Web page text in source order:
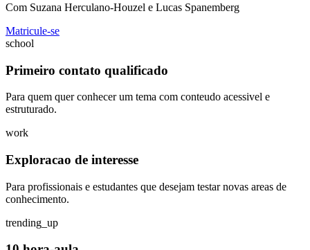
Com Suzana Herculano-Houzel e Lucas Spanemberg
Matricule-se
school
Primeiro contato qualificado
Para quem quer conhecer um tema com conteudo acessivel e
estruturado.
work
Exploracao de interesse
Para profissionais e estudantes que desejam testar novas areas de
conhecimento.
trending_up